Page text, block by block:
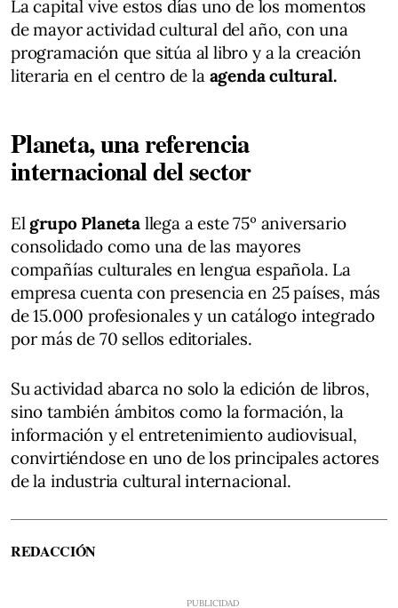
La capital vive estos días uno de los momentos
de mayor actividad cultural del año, con una
programación que sitúa al libro y a la creación
literaria en el centro de la agenda cultural.
Planeta, una referencia
internacional del sector
El grupo Planetallega a este 75º aniversario
consolidado como una de las mayores
compañías culturales en lengua española. La
empresa cuenta con presencia en 25 países, más
de 15.000 profesionales y un catálogo integrado
por más de 70 sellos editoriales.
Su actividad abarca no solo la edición de libros,
sino también ámbitos como la formación, la
información y el entretenimiento audiovisual,
convirtiéndose en uno de los principales actores
de la industria cultural internacional.
REDACCIÓN